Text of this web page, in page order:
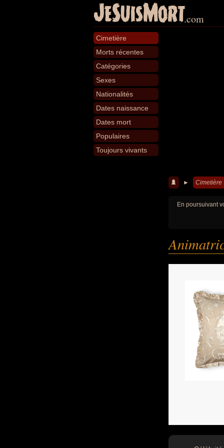
JeSuisMort.com
Cimetière
Morts récentes
Catégories
Sexes
Nationalités
Dates naissance
Dates mort
Populaires
Toujours vivants
► Cimetière
En poursuivant